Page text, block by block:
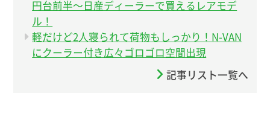
円台前半〜日産ディーラーで買えるレアモデ
ル！
軽だけど2人寝られて荷物もしっかり！N-VAN
にクーラー付き広々ゴロゴロ空間出現
記事リスト一覧へ